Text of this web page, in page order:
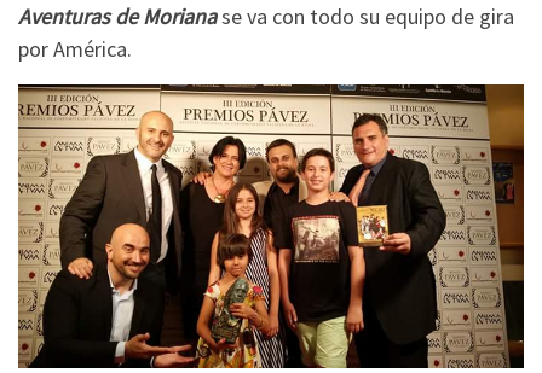
Aventuras de Morianase va con todo su equipo de gira
por América.